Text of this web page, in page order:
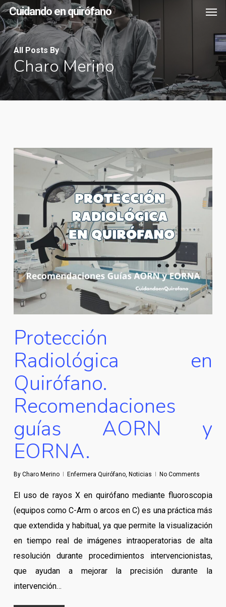
Skip
to
main
content
Cuidando en quirófano
All Posts By
Charo Merino
Protección
Radiológica en
Quirófano.
Recomendaciones
guías AORN y
EORNA.
By Charo Merino Enfermera Quirófano, Noticias No Comments
El uso de rayos X en quirófano mediante fluoroscopia
(equipos como C-Arm o arcos en C) es una práctica más
que extendida y habitual, ya que permite la visualización
en tiempo real de imágenes intraoperatorias de alta
resolución durante procedimientos intervencionistas,
que ayudan a mejorar la precisión durante la
intervención…